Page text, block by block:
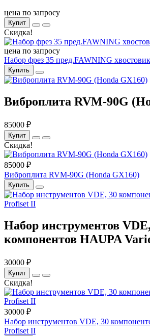
цена по запросу
Купит
Скидка!
цена по запросу
Набор фрез 35 пред.FAWNING
Купить
Виброплита RVM-90G
85000 ₽
Купит
Скидка!
85000 ₽
Виброплита RVM-90G (Honda GX160)
Купить
Набор инструментов
компонентов HAUPA
30000 ₽
Купит
Скидка!
30000 ₽
Набор инструментов VDE, 30
Profiset II